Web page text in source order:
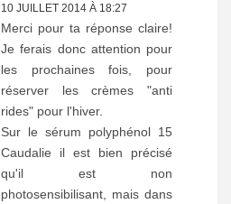
10 JUILLET 2014 À 18:27
Merci pour ta réponse claire!
Je ferais donc attention pour
les prochaines fois, pour
réserver les crèmes "anti
rides" pour l'hiver.
Sur le sérum polyphénol 15
Caudalie il est bien précisé
qu'il est non
photosensibilisant, mais dans